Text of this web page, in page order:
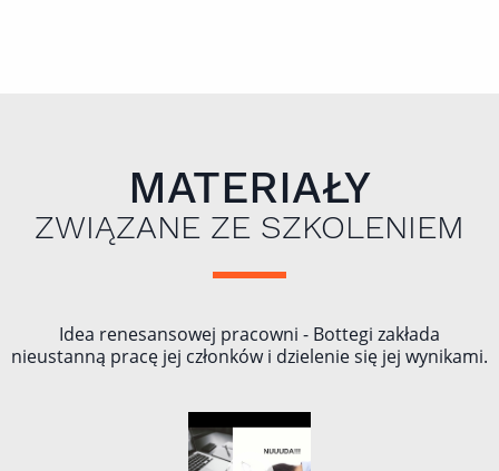
MATERIAŁY
ZWIĄZANE ZE SZKOLENIEM
Idea renesansowej pracowni - Bottegi zakłada
nieustanną pracę jej członków i dzielenie się jej wynikami.